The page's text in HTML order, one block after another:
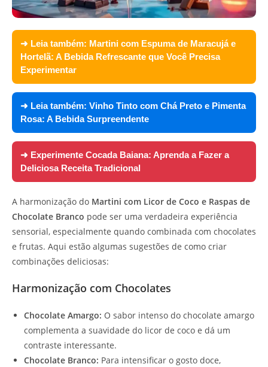
➜ Leia também: Martini com Espuma de Maracujá e
Hortelã: A Bebida Refrescante que Você Precisa
Experimentar
➜ Leia também: Vinho Tinto com Chá Preto e Pimenta
Rosa: A Bebida Surpreendente
➜ Experimente Cocada Baiana: Aprenda a Fazer a
Deliciosa Receita Tradicional
A harmonização do Martini com Licor de Coco e Raspas de
Chocolate Branco pode ser uma verdadeira experiência
sensorial, especialmente quando combinada com chocolates
e frutas. Aqui estão algumas sugestões de como criar
combinações deliciosas:
Harmonização com Chocolates
Chocolate Amargo: O sabor intenso do chocolate amargo
complementa a suavidade do licor de coco e dá um
contraste interessante.
Chocolate Branco: Para intensificar o gosto doce,